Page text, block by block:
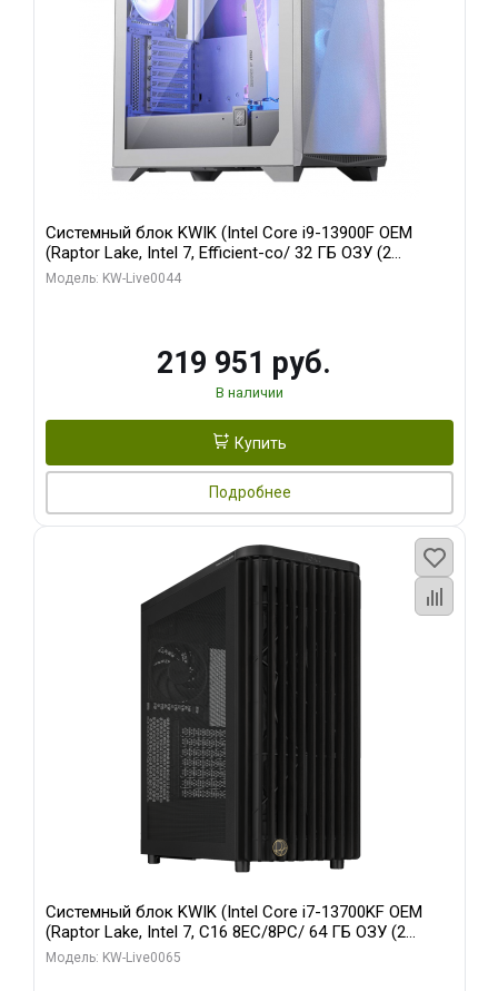
Системный блок KWIK (Intel Core i9-13900F OEM
(Raptor Lake, Intel 7, Efficient-co/ 32 ГБ ОЗУ (2
модуля)/ Gigabyte RTX5070Ti AERO OC 16GB GDDR7
Модель: KW-Live0044
219 951 руб.
В наличии
Купить
Подробнее
Системный блок KWIK (Intel Core i7-13700KF OEM
(Raptor Lake, Intel 7, C16 8EC/8PC/ 64 ГБ ОЗУ (2
модуля)/ ASUS RTX5080 PROART OC 16GB GDDR7
Модель: KW-Live0065